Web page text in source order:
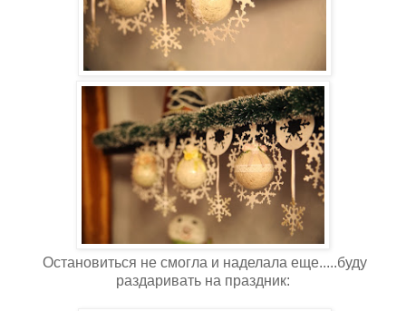
Остановиться не смогла и наделала еще.....буду
раздаривать на праздник: